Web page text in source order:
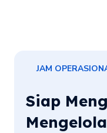
JAM
Siap